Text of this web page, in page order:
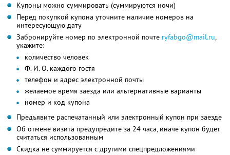
Купоны можно суммировать (суммируются ночи)
Перед покупкой купона уточните наличие номеров на
интересующую дату
Забронируйте номер по электронной почте ryfabgo@mail.ru,
укажите:
количество человек
Ф. И. О. каждого гостя
телефон и адрес электронной почты
желаемое время заезда или альтернативные варианты
номер и код купона
Предъявите распечатанный или электронный купон при заезде
Об отмене визита предупредите за 24 часа, иначе купон будет
считаться использованным
Скидка не суммируется с другими спецпредложениями